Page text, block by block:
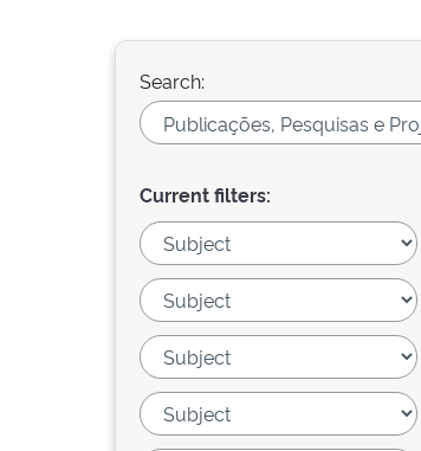
Search:
Current filters: